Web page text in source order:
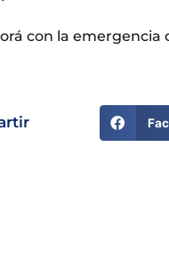
con la emergencia